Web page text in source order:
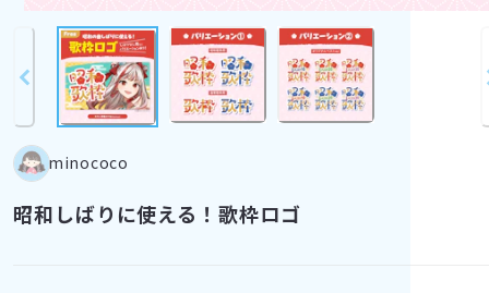
minococo
昭和しばりに使える！歌枠ロゴ